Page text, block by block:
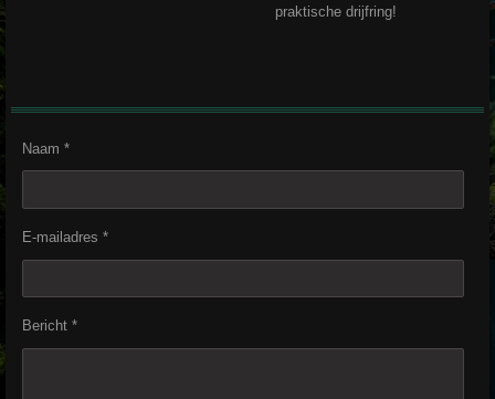
praktische drijfring!
Naam *
E-mailadres *
Bericht *